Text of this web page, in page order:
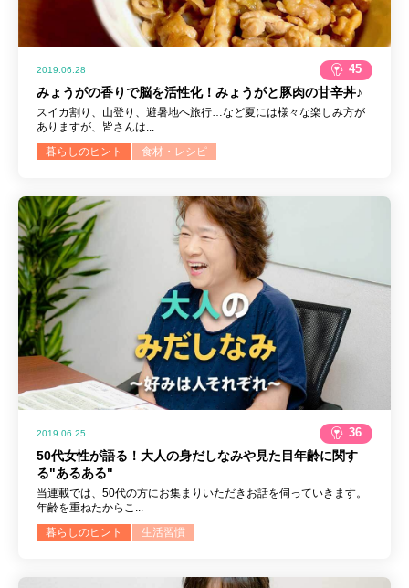
2019.06.28 45
みょうがの香りで脳を活性化！みょうがと豚肉の甘辛丼♪
スイカ割り、山登り、避暑地へ旅行…など夏には様々な楽しみ方が
ありますが、皆さんは...
暮らしのヒント
食材・レシピ
2019.06.25 36
50代女性が語る！大人の身だしなみや見た目年齢に関す
る"あるある"
当連載では、50代の方にお集まりいただきお話を伺っていきます。
年齢を重ねたからこ...
暮らしのヒント
生活習慣